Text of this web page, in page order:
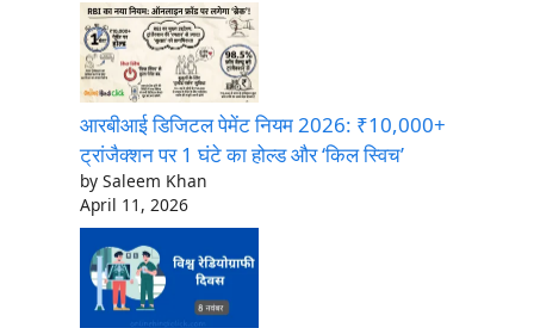
आरबीआई डिजिटल पेमेंट नियम 2026: ₹10,000+
ट्रांजैक्शन पर 1 घंटे का होल्ड और ‘किल स्विच’
by Saleem Khan
April 11, 2026